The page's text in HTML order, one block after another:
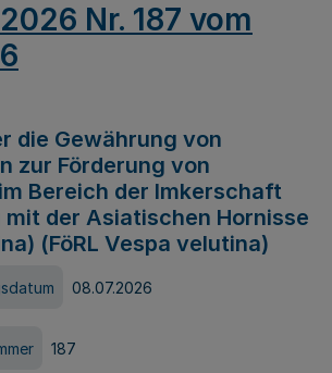
Nr. 187 vom
die Gewährung von
zur Förderung von
Bereich der Imkerschaft
mit der Asiatischen Hornisse
(FöRL Vespa velutina)
08.07.2026
187